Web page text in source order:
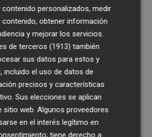
autónomas se
a seguir "las indicaciones
las autoridades sanitarias
Además, los
y Sanidad
de recomendaciones
curso, como grupos de
en las etapas de Infantil y
tengan que mantener la
contenido personalizados, medir
contenido, obtener información
y mejorar los servicios.
de terceros (1913) también
sus datos para estos y
incluido el uso de datos de
precisos y características
Sus elecciones se aplican
sitio web. Algunos proveedores
en el interés legítimo en
tiene derecho a